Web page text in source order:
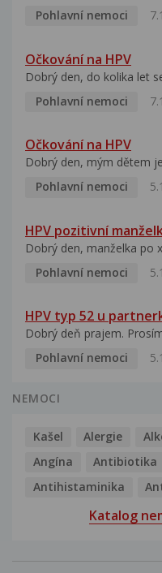
Pohlavní nemoci
Očkování na HPV
Dobrý den, do kolika let
Pohlavní nemoci
Očkování na HPV
Dobrý den, mým dětem
Pohlavní nemoci
HPV pozitivní
Dobrý den, manželka po
Pohlavní nemoci
HPV typ 52 u
Dobrý deň prajem.
Pohlavní nemoci
NEMOCI
Kašel Alergie
Angína
Antibiotika
Antihistaminika
Katalog